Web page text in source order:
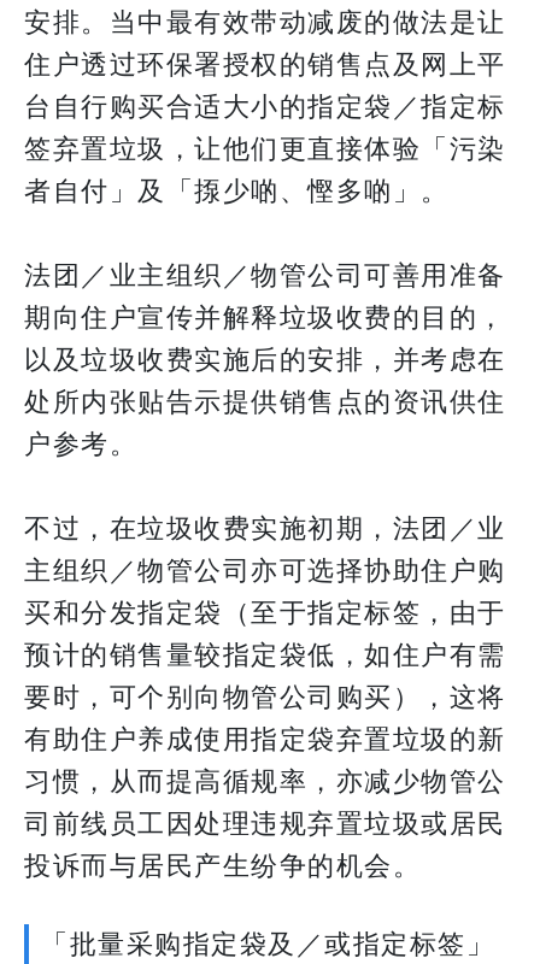
安排。当中最有效带动减废的做法是让
住户透过环保署授权的销售点及网上平
台自行购买合适大小的指定袋／指定标
签弃置垃圾，让他们更直接体验「污染
者自付」及「揼少啲、慳多啲」。
法团／业主组织／物管公司可善用准备
期向住户宣传并解释垃圾收费的目的，
以及垃圾收费实施后的安排，并考虑在
处所内张贴告示提供销售点的资讯供住
户参考。
不过，在垃圾收费实施初期，法团／业
主组织／物管公司亦可选择协助住户购
买和分发指定袋（至于指定标签，由于
预计的销售量较指定袋低，如住户有需
要时，可个别向物管公司购买），这将
有助住户养成使用指定袋弃置垃圾的新
习惯，从而提高循规率，亦减少物管公
司前线员工因处理违规弃置垃圾或居民
投诉而与居民产生纷争的机会。
「批量采购指定袋及／或指定标签」